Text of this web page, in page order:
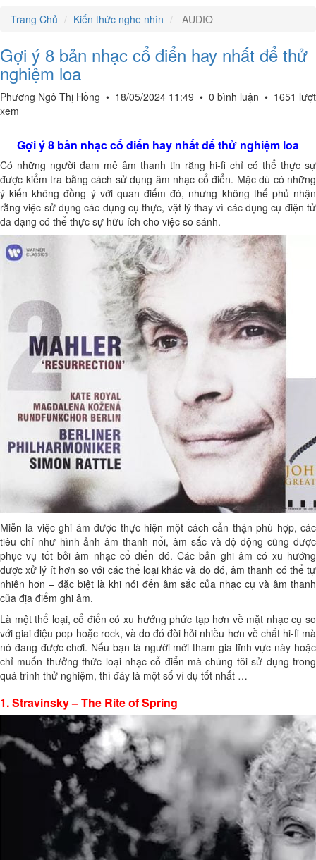
Trang Chủ
Kiến thức nghe nhìn AUDIO
Gợi ý 8 bản nhạc cổ điển hay nhất để thử
nghiệm loa
Phương Ngô Thị Hồng • 18/05/2024 11:49 • 0 bình luận • 1651 lượt
xem
Gợi ý 8 bản nhạc cổ điển hay nhất để thử nghiệm loa
Có những người đam mê âm thanh tin rằng hi-fi chỉ có thể thực sự
được kiểm tra bằng cách sử dụng âm nhạc cổ điển. Mặc dù có những
ý kiến không đồng ý với quan điểm đó, nhưng không thể phủ nhận
rằng việc sử dụng các dụng cụ thực, vật lý thay vì các dụng cụ điện tử
đa dạng có thể thực sự hữu ích cho việc so sánh.
Miễn là việc ghi âm được thực hiện một cách cẩn thận phù hợp, các
tiêu chí như hình ảnh âm thanh nổi, âm sắc và độ động cũng được
phục vụ tốt bởi âm nhạc cổ điển đó. Các bản ghi âm có xu hướng
được xử lý ít hơn so với các thể loại khác và do đó, âm thanh có thể tự
nhiên hơn – đặc biệt là khi nói đến âm sắc của nhạc cụ và âm thanh
của địa điểm ghi âm.
Là một thể loại, cổ điển có xu hướng phức tạp hơn về mặt nhạc cụ so
với giai điệu pop hoặc rock, và do đó đòi hỏi nhiều hơn về chất hi-fi mà
nó đang được chơi. Nếu bạn là người mới tham gia lĩnh vực này hoặc
chỉ muốn thưởng thức loại nhạc cổ điển mà chúng tôi sử dụng trong
quá trình thử nghiệm, thì đây là một số ví dụ tốt nhất …
1. Stravinsky – The Rite of Spring